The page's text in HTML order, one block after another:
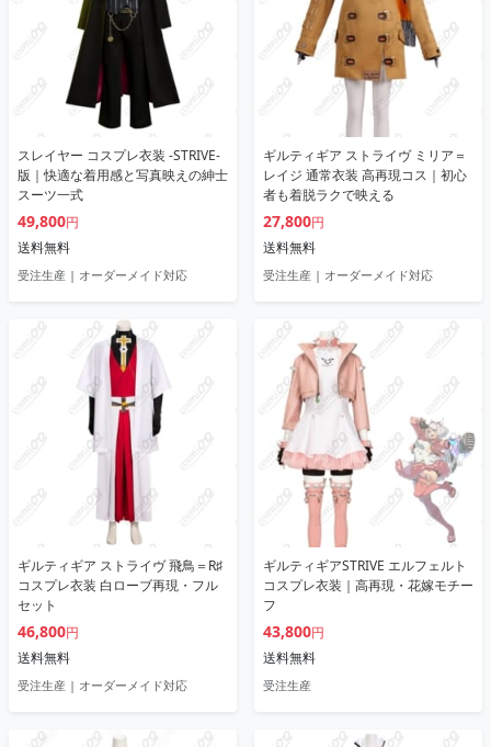
スレイヤー コスプレ衣装 -STRIVE-
版｜快適な着用感と写真映えの紳士
スーツ一式
49,800円
送料無料
受注生産 | オーダーメイド対応
ギルティギア ストライヴ ミリア＝
レイジ 通常衣装 高再現コス｜初心
者も着脱ラクで映える
27,800円
送料無料
受注生産 | オーダーメイド対応
ギルティギア ストライヴ 飛鳥＝R♯
コスプレ衣装 白ローブ再現・フル
セット
46,800円
送料無料
受注生産 | オーダーメイド対応
ギルティギアSTRIVE エルフェルト
コスプレ衣装｜高再現・花嫁モチー
フ
43,800円
送料無料
受注生産